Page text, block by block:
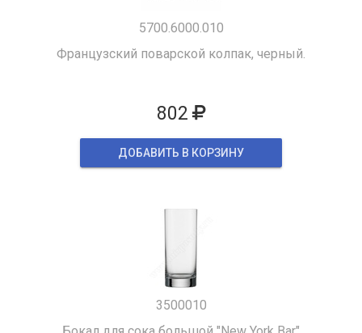
5700.6000.010
Французский поварской колпак, черный.
802
ДОБАВИТЬ В КОРЗИНУ
3500010